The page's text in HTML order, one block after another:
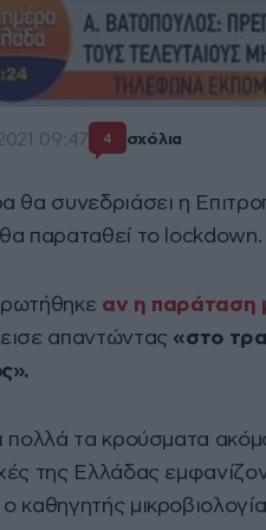
09:47 4 σχόλια
θα συνεδριάσει η
παραταθεί το lockdown.
αν η παράταση
απαντώντας «στο
πολλά τα κρούσματα
της Ελλάδας
καθηγητής